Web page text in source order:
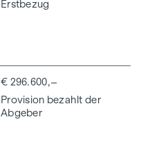
Erstbezug
€ 296.600,–
Provision bezahlt der
Abgeber